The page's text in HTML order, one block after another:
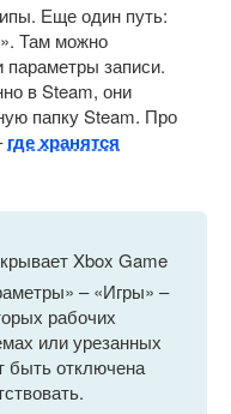
Еще один путь:
Там можно
параметры записи.
в Steam, они
папку Steam. Про
где хранятся
Xbox Game
– «Игры» –
рабочих
или урезанных
быть отключена